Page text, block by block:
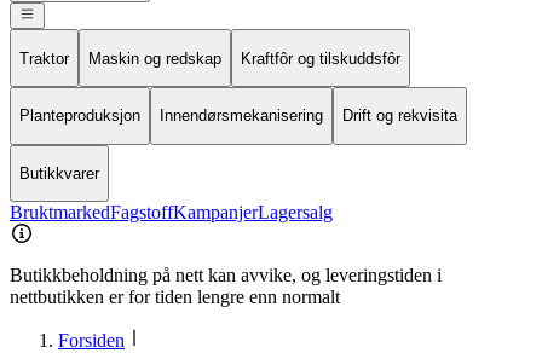
Traktor Maskin og redskap Kraftfôr og tilskuddsfôr
Planteproduksjon Innendørsmekanisering Drift og rekvisita
Butikkvarer
BruktmarkedFagstoffKampanjerLagersalg
Butikkbeholdning på nett kan avvike, og leveringstiden i
nettbutikken er for tiden lengre enn normalt
Forsiden